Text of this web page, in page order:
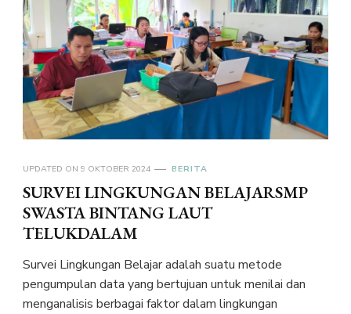
UPDATED ON 9 OKTOBER 2024 BERITA
SURVEI LINGKUNGAN BELAJARSMP
SWASTA BINTANG LAUT
TELUKDALAM
Survei Lingkungan Belajar adalah suatu metode
pengumpulan data yang bertujuan untuk menilai dan
menganalisis berbagai faktor dalam lingkungan